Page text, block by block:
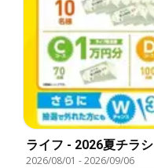
ライフ - 2026夏チラシ
2026/08/01 -2026/09/06